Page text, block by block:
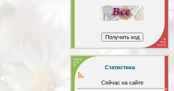
Статистика
Сейчас на сайте